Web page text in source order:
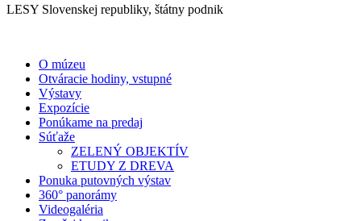
LESY Slovenskej republiky, štátny podnik
O múzeu
Otváracie hodiny, vstupné
Výstavy
Expozície
Ponúkame na predaj
Súťaže
ZELENÝ OBJEKTÍV
ETUDY Z DREVA
Ponuka putovných výstav
360° panorámy
Videogaléria